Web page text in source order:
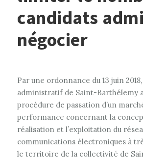
candidats
négocier
Par une ordonnance du 13 juin
administratif de Saint-Barthélemy
procédure de passation d’un
performance concernant la
réalisation et l’exploitation du
communications électroniques à
le territoire de la collectivité de